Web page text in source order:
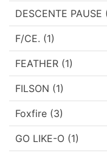
DESCENTE PAUSE
F/CE. (1)
FEATHER (1)
FILSON (1)
Foxfire (3)
GO LIKE-O (1)